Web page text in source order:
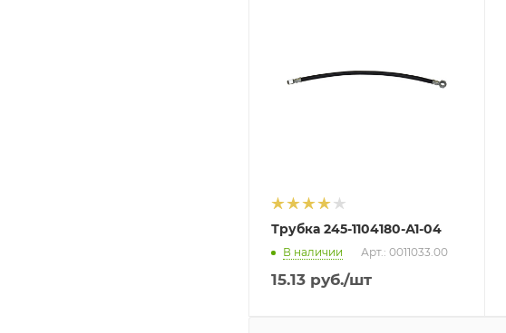
Трубка 245-1104180-А1-04
В наличии Арт.: 0011033.00
15.13 руб./шт